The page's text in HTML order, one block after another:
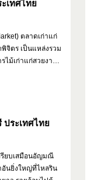
เทศไทย
ตลาดเก่าแก่
จิตร เป็นแหล่งรวม
ไม้เก่าแก่สวยงาม
มชน
ระเทศไทย
รียบเสมือนอัญมณี
นยิ่งใหญ่ที่ไหลริน